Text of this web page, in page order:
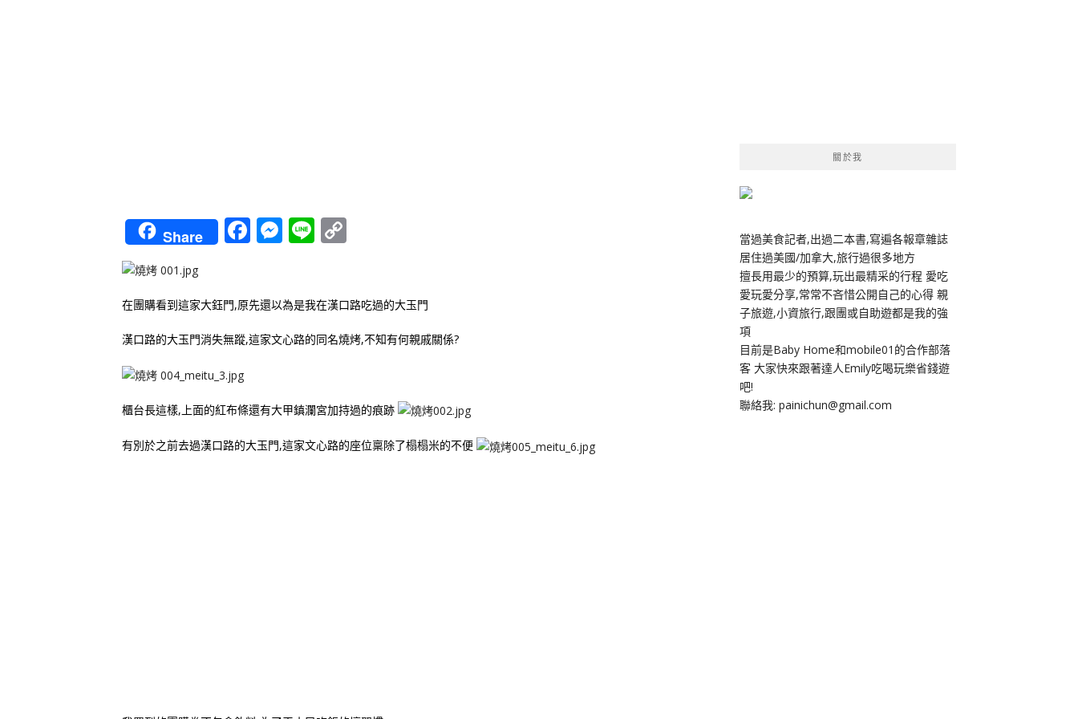
Share Facebook
Messenger
Line
在團購看到這家大鈺門,原先還以為是我在漢口路吃過的大玉門
漢口路的大玉門消失無蹤,這家文心路的同名燒烤,不知有何親戚關係?
櫃台長這樣,上面的紅布條還有大甲鎮瀾宮加持過的痕跡
有別於之前去過漢口路的大玉門,這家文心路的座位稟除了榻榻米的不便
關於我
當過美食記者,出過二本書,寫遍各報章雜誌
居住過美國/加拿大,旅行過很多地方
擅長用最少的預算,玩出最精采的行程 愛吃
愛玩愛分享,常常不吝惜公開自己的心得 親
子旅遊,小資旅行,跟團或自助遊都是我的強
項
目前是Baby Home和mobile01的合作部落
客 大家快來跟著達人Emily吃喝玩樂省錢遊
吧!
聯絡我: painichun@gmail.com